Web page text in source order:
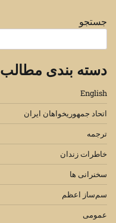
جستجو
دسته بندی مطالب
English
اتحاد جمهوریخواهان ایران
ترجمه
خاطرات زندان
سخنرانی ها
سم‌ساز اعظم
عمومی